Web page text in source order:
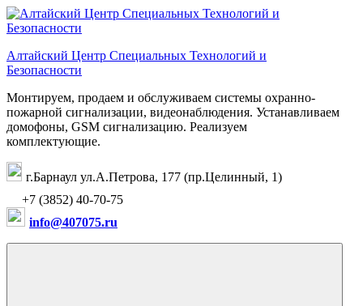
Перейти
к
Алтайский Центр Специальных Технологий и
Безопасности
Монтируем, продаем и обслуживаем системы охранно-
пожарной сигнализации, видеонаблюдения. Устанавливаем
домофоны, GSM сигнализацию. Реализуем
комплектующие.
г.Барнаул ул.А.Петрова, 177 (пр.Целинный, 1)
+7 (3852) 40-70-75
info@407075.ru